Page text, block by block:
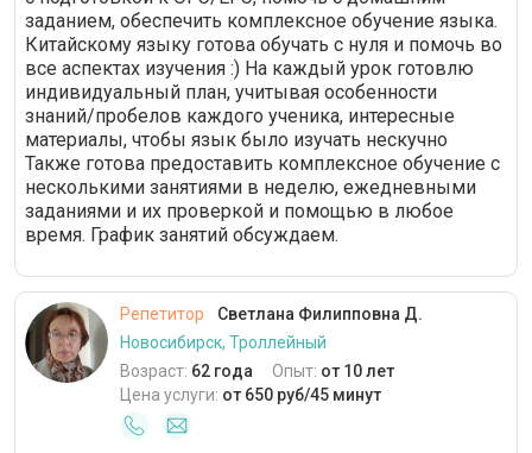
заданием, обеспечить комплексное обучение языка.
Китайскому языку готова обучать с нуля и помочь во
все аспектах изучения :) На каждый урок готовлю
индивидуальный план, учитывая особенности
знаний/пробелов каждого ученика, интересные
материалы, чтобы язык было изучать нескучно
Также готова предоставить комплексное обучение с
несколькими занятиями в неделю, ежедневными
заданиями и их проверкой и помощью в любое
время. График занятий обсуждаем.
Репетитор
Светлана Филипповна Д.
Новосибирск, Троллейный
Возраст: 62 года Опыт: от 10 лет
Цена услуги: от 650 руб/45 минут